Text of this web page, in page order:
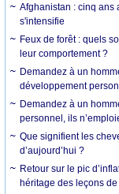
Afghanistan : cinq ans
s'intensifie
Feux de forêt : quels
leur comportement ?
Demandez à un
développement
Demandez à un
personnel, ils
Que signifient les
d’aujourd’hui ?
Retour sur le pic
héritage des leçons